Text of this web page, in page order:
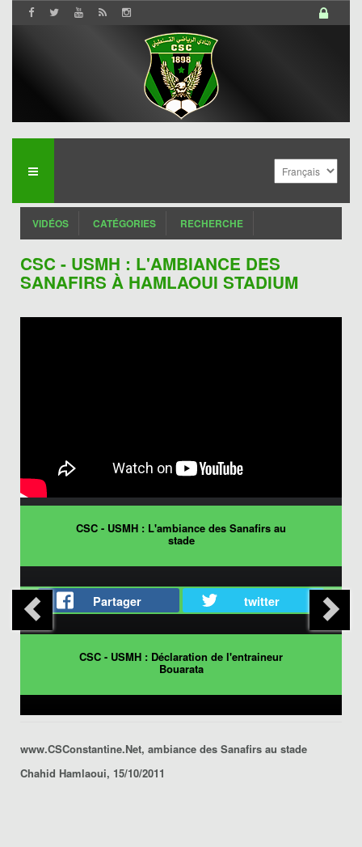
VIDÉOS CATÉGORIES RECHERCHE
CSC - USMH : L'AMBIANCE DES
SANAFIRS À HAMLAOUI STADIUM
CSC - USMH : L'ambiance des Sanafirs au
stade
Partager twitter
CSC - USMH : Déclaration de l'entraineur
Bouarata
www.CSConstantine.Net, ambiance des Sanafirs au stade
Chahid Hamlaoui, 15/10/2011